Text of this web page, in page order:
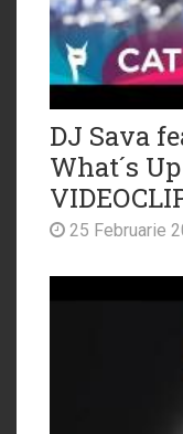
DJ Sava
What´s
25 Februarie